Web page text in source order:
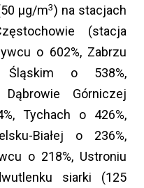
µg/m3) na stacjach
(stacja
o 602%, Zabrzu
Śląskim o 538%,
Górniczej
Tychach o 426%,
Białej o 236%,
o 218%, Ustroniu
siarki (125